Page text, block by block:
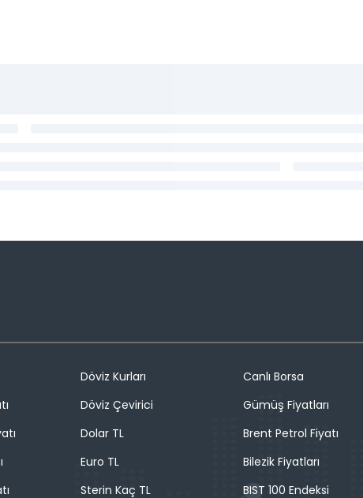
Döviz Kurları
Döviz Çevirici
Dolar TL
Euro TL
Sterin Kaç TL
Canlı Borsa
Gümüş Fiyatları
Brent Petrol Fiyatı
Bilezik Fiyatları
BIST 100 Endeksi